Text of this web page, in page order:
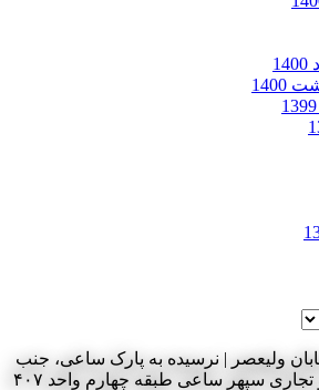
ولیعصر | نرسیده به پارک ساعی، جنب
سپهر ساعی طبقه چهارم واحد ۴۰۷